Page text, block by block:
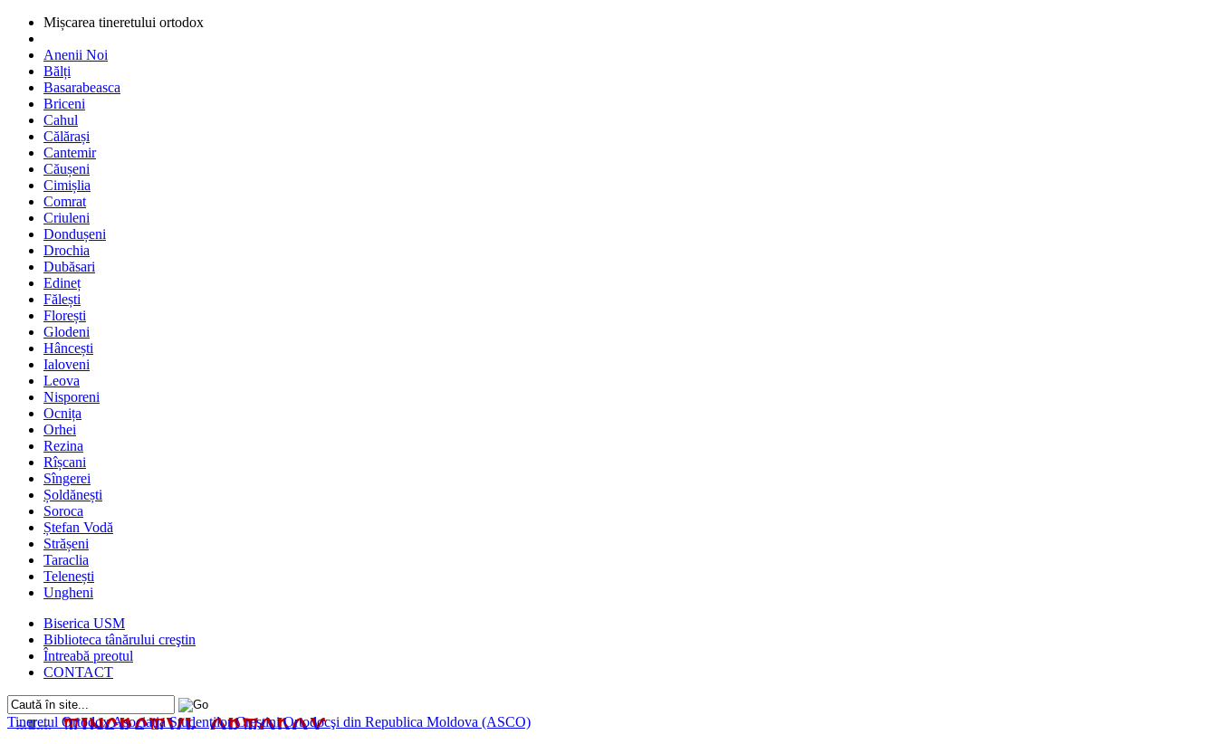
Mișcarea tineretului ortodox
Anenii Noi
Bălți
Basarabeasca
Briceni
Cahul
Călărași
Cantemir
Căușeni
Cimișlia
Comrat
Criuleni
Dondușeni
Drochia
Dubăsari
Edineț
Fălești
Florești
Glodeni
Hâncești
Ialoveni
Leova
Nisporeni
Ocnița
Orhei
Rezina
Rîșcani
Sîngerei
Șoldănești
Soroca
Ștefan Vodă
Strășeni
Taraclia
Telenești
Ungheni
Biserica USM
Biblioteca tânărului creştin
Întreabă preotul
CONTACT
Tineretul OrtodoxAsociaţia Studenţilor Creştini Ortodocşi din Republica Moldova (ASCO)